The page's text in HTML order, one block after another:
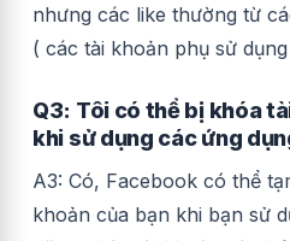
nhưng các like thường từ
( các tài khoản phụ sử
Q3: Tôi có thể bị khóa
khi sử dụng các ứng
A3: Có, Facebook có thể
khoản của bạn khi bạn sử